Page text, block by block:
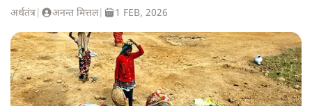
अर्थतंत्र अनन्त मित्तल| 1 FEB, 2026